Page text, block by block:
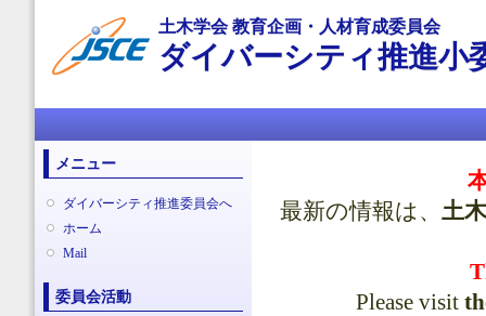
ン
コ
に
移
動
土木学会 教育企画・人材育成委員会
ダイバーシティ推進小
メニュー
ダイバーシティ推進委員会へ
ホーム
Mail
委員会活動
最新の情報は、 土
Please visit